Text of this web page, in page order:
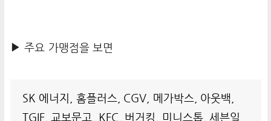
▶ 주요 가맹점을 보면
SK 에너지, 홈플러스, CGV, 메가박스, 아웃백,
TGIF, 교보문고, KFC, 버거킹, 미니스톱, 세븐일